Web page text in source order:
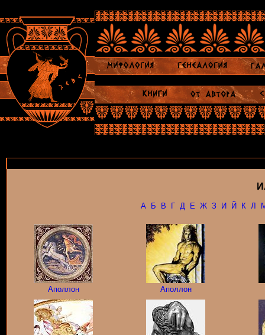
А Б В Г Д Е Ж З И Й К Л
Аполлон Аполлон